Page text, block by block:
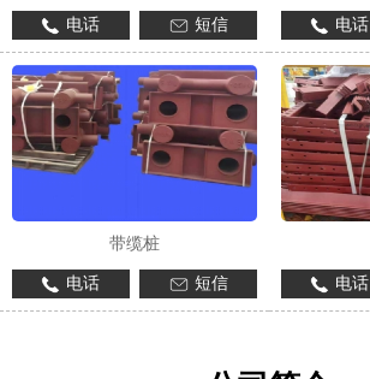
电话 短信 电话
带缆桩
电话 短信 电话